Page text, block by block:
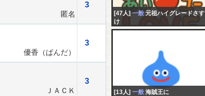
3
匿名
3
優香（ぱんだ）
3
ＪＡＣＫ
[47人] 一般 元祖ハイグレードさす
け
メルカリの支払いの事での 問い
[13人] 一般 海賊王に